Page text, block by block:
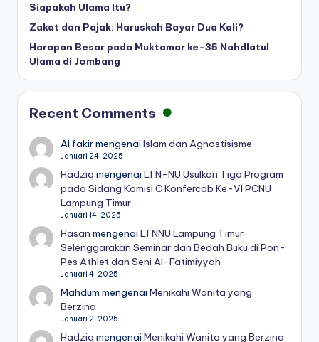
Siapakah Ulama Itu?
Zakat dan Pajak: Haruskah Bayar Dua Kali?
Harapan Besar pada Muktamar ke-35 Nahdlatul
Ulama di Jombang
Recent Comments
Al fakirmengenaiIslam dan Agnostisisme
Januari 24, 2025
Hadziq mengenaiLTN-NU Usulkan Tiga Program
pada Sidang Komisi C Konfercab Ke-VI PCNU
Lampung Timur
Januari 14, 2025
Hasan mengenaiLTNNU Lampung Timur
Selenggarakan Seminar dan Bedah Buku di Pon-
Pes Athlet dan Seni Al-Fatimiyyah
Januari 4, 2025
Mahdum mengenaiMenikahi Wanita yang
Berzina
Januari 2, 2025
Hadziq mengenaiMenikahi Wanita yang Berzina